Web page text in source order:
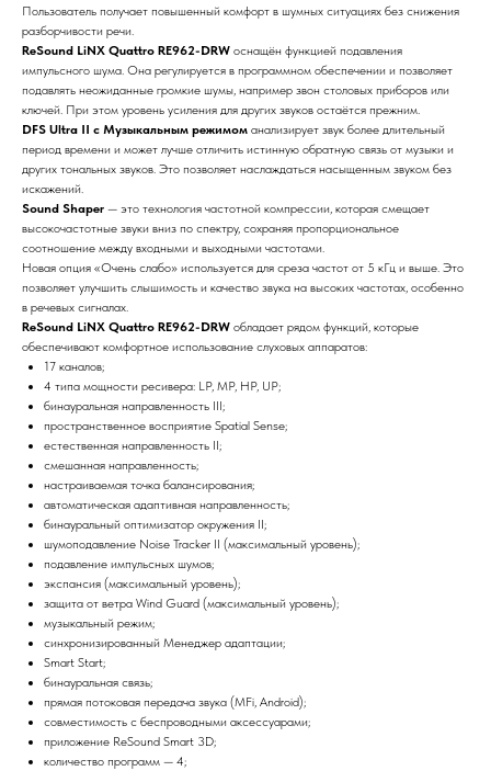
Пользователь получает повышенный комфорт в шумных ситуациях без снижения
разборчивости речи.
ReSound LiNX Quattro RE962-DRW оснащён функцией подавления
импульсного шума. Она регулируется в программном обеспечении и позволяет
подавлять неожиданные громкие шумы, например звон столовых приборов или
ключей. При этом уровень усиления для других звуков остаётся прежним.
DFS Ultra II с Музыкальным режимом анализирует звук более длительный
период времени и может лучше отличить истинную обратную связь от музыки и
других тональных звуков. Это позволяет наслаждаться насыщенным звуком без
искажений.
Sound Shaper — это технология частотной компрессии, которая смещает
высокочастотные звуки вниз по спектру, сохраняя пропорциональное
соотношение между входными и выходными частотами.
Новая опция «Очень слабо» используется для среза частот от 5 кГц и выше. Это
позволяет улучшить слышимость и качество звука на высоких частотах, особенно
в речевых сигналах.
ReSound LiNX Quattro RE962-DRW обладает рядом функций, которые
обеспечивают комфортное использование слуховых аппаратов:
17 каналов;
4 типа мощности ресивера: LP, MP, HP, UP;
бинауральная направленность III;
пространственное восприятие Spatial Sense;
естественная направленность II;
смешанная направленность;
настраиваемая точка балансирования;
автоматическая адаптивная направленность;
бинауральный оптимизатор окружения II;
шумоподавление Noise Tracker II (максимальный уровень);
подавление импульсных шумов;
экспансия (максимальный уровень);
защита от ветра Wind Guard (максимальный уровень);
музыкальный режим;
синхронизированный Менеджер адаптации;
Smart Start;
бинауральная связь;
прямая потоковая передача звука (MFi, Android);
совместимость с беспроводными аксессуарами;
приложение ReSound Smart 3D;
количество программ — 4;